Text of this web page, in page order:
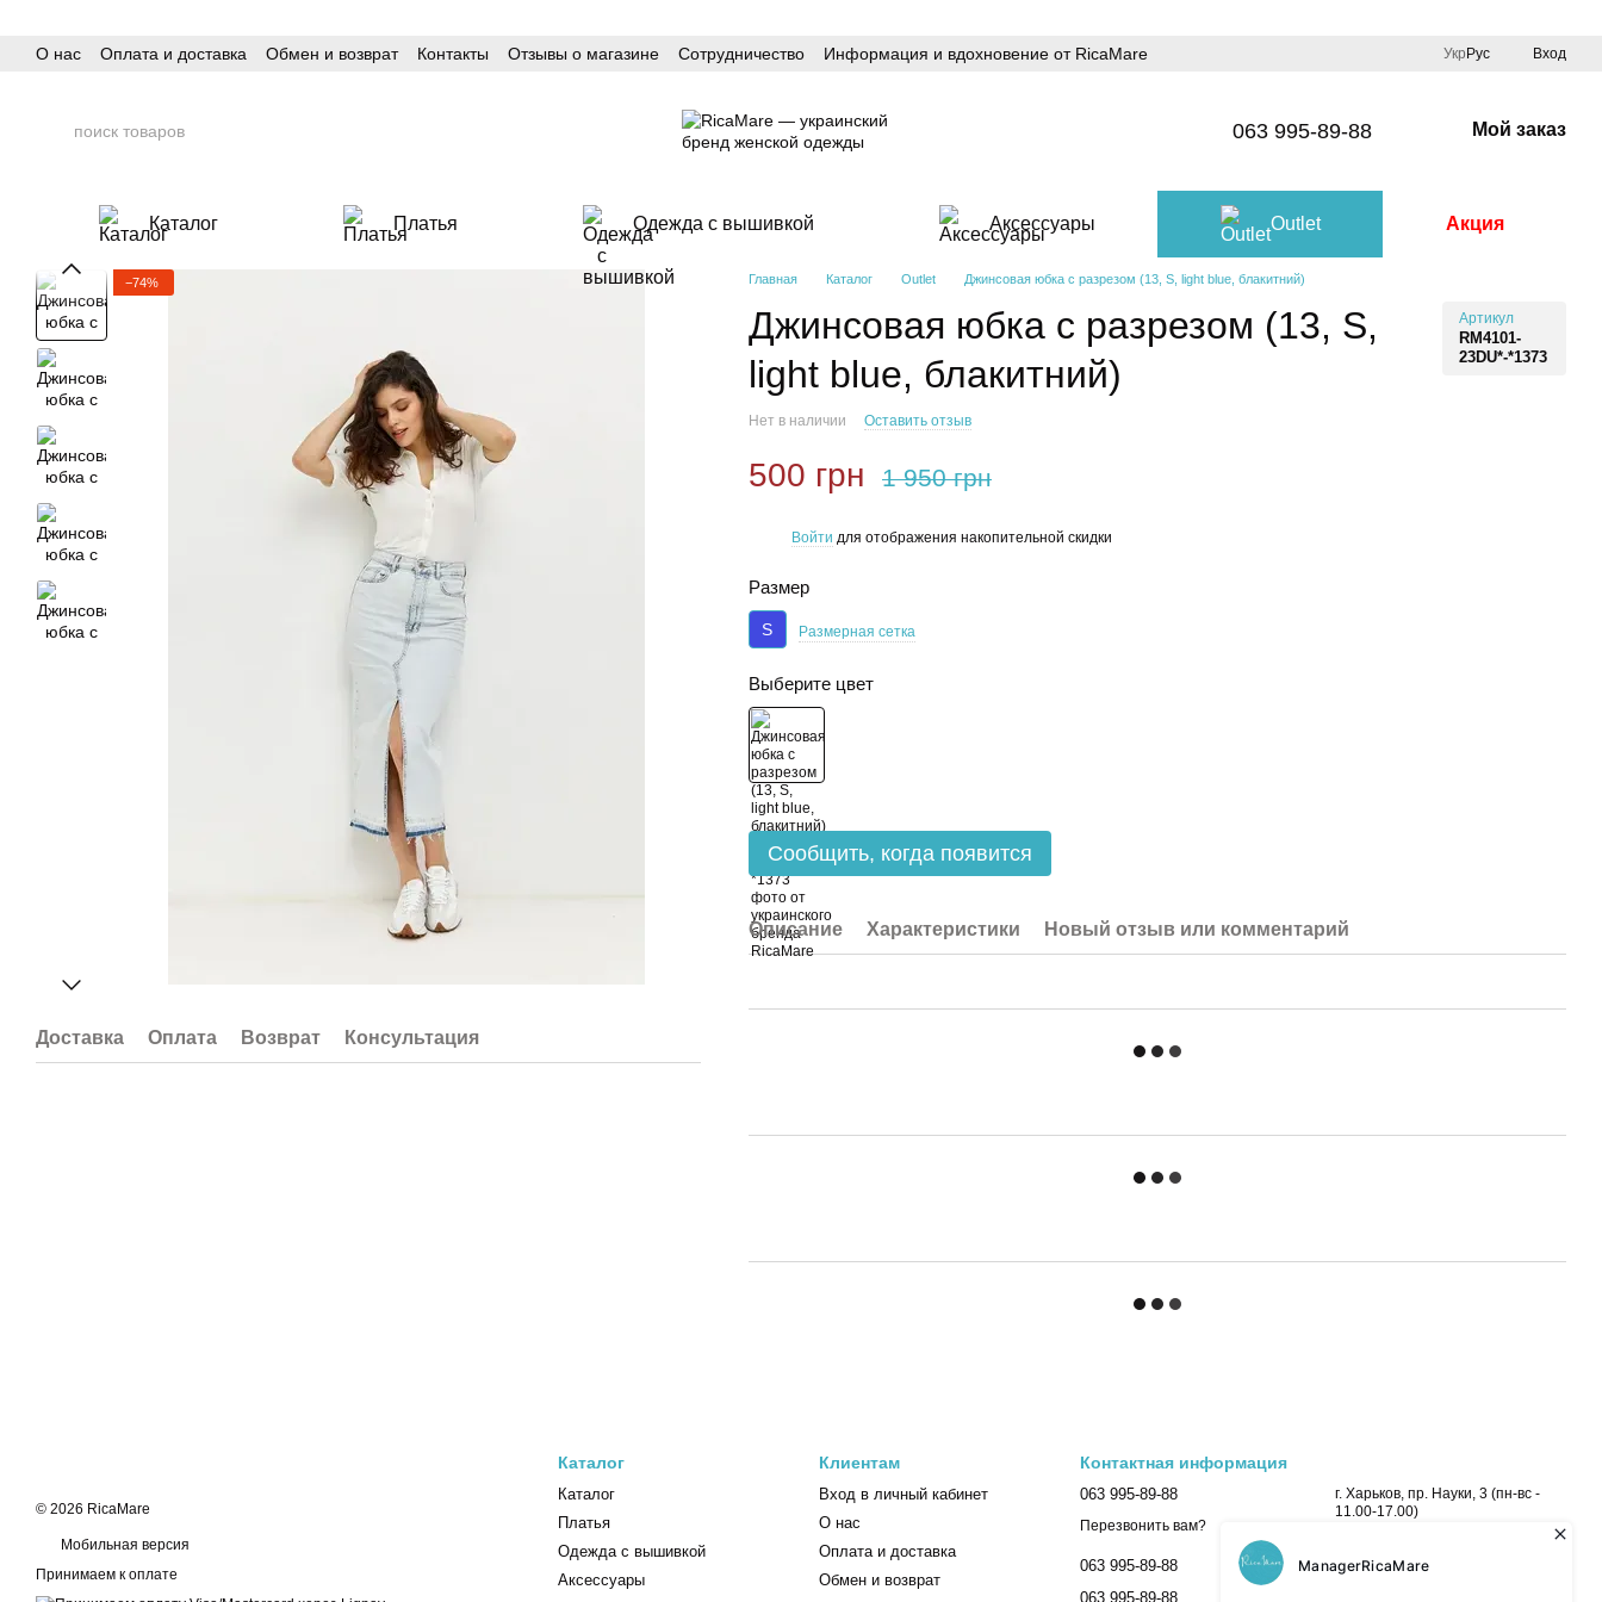
О нас
Оплата и доставка Обмен и возврат Контакты Отзывы о магазине Сотрудничество Информация и вдохновение от RicaMare Укр Рус Вход
063 995-89-88 Мой заказ
Каталог Платья Одежда с вышивкой Аксессуары Outlet Акция
−74%
Доставка Оплата Возврат Консультация
Главная Каталог Outlet Джинсовая юбка с разрезом (13, S, light blue, блакитний)
Джинсовая юбка с разрезом (13, S,
light blue, блакитний)
Артикул
RM4101-
23DU*-*1373
Нет в наличии Оставить отзыв
500 грн 1 950 грн
Войти для отображения накопительной скидки
Размер
S Размерная сетка
Выберите цвет
Сообщить, когда появится
Описание Характеристики Новый отзыв или комментарий
© 2026 RicaMare
Мобильная версия
Принимаем к оплате
Каталог
Каталог
Платья
Одежда с вышивкой
Аксессуары
Клиентам
Вход в личный кабинет
О нас
Оплата и доставка
Обмен и возврат
Контактная информация
063 995-89-88
Перезвонить вам?
063 995-89-88
063 995-89-88
г. Харьков, пр. Науки, 3 (пн-вс -
11.00-17.00)